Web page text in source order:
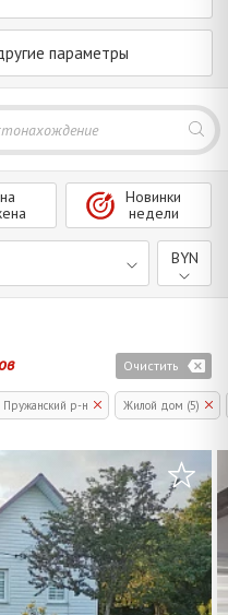
параметры
Новинки
недели
BYN
Очистить
Пружанский р-н Жилой дом (5)